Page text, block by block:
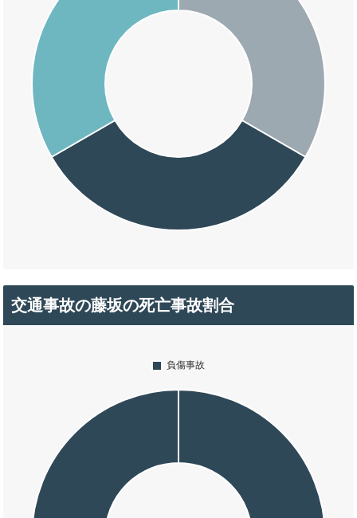
交通事故の藤坂の死亡事故割合